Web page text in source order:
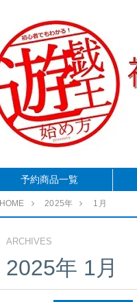
予約商品一覧
HOME 2025年 1月
ARCHIVES
2025年 1月